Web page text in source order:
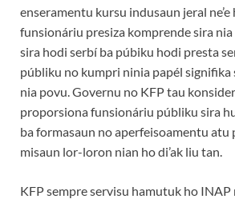
enseramentu kursu indusaun jeral ne’e
funsionáriu presiza komprende sira
sira hodi serbí ba púbiku hodi presta
públiku no kumpri ninia papél signifika
nia povu. Governu no KFP tau
proporsiona funsionáriu públiku sira
ba formasaun no aperfeisoamentu atu
misaun lor-loron nian ho di’ak liu tan.
KFP sempre servisu hamutuk ho